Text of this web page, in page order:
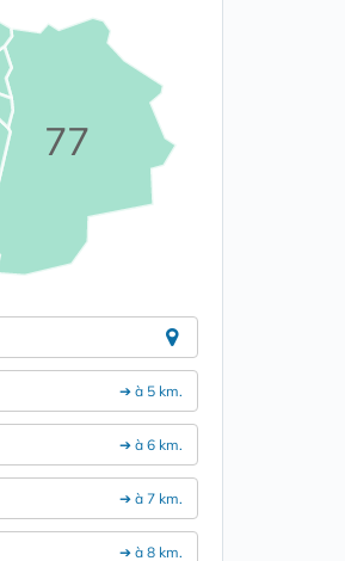
77
➔ à 5 km.
➔ à 6 km.
➔ à 7 km.
➔ à 8 km.